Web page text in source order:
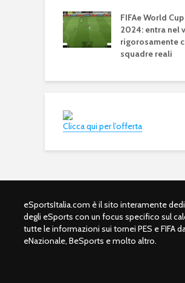
FIFAe World Cup
2024: entra nel
rigorosamente
squadre reali
Clicca qui per l’offerta
eSportsItalia.com è il sito interamente
degli eSports con un focus specifico sul
tutte le informazioni sui tornei PES e FIFA
eNazionale, BeSports e molto altro.